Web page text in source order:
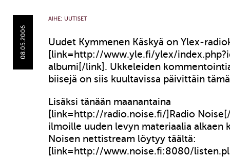
08.05.2006
AIHE: UUTISET
Uudet Kymmenen Käskyä on Ylex-
[link=http://www.yle.fi/ylex/
albumi[/link]. Ukkeleiden
biisejä on siis kuultavissa päivittäin
Lisäksi tänään maanantaina
[link=http://radio.noise.fi/]Radio
ilmoille uuden levyn materiaalia alkaen
Noisen nettistream löytyy täältä:
[link=http://www.noise.fi:8080/